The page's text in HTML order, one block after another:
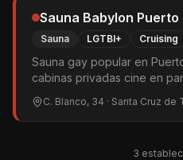
Sauna Babylon Puerto
Sauna LGTBI+ Cruising
Sauna gay popular en
cabinas privadas cine en
Ambiente mixto locales y
C. Blanco, 34 · Santa Cruz de
3